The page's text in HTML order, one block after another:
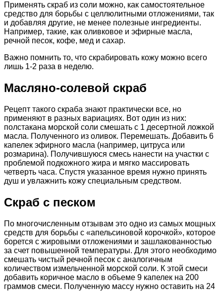
Применять скраб из соли можно, как самостоятельное
средство для борьбы с целлюлитными отложениями, так
и добавляя другие, не менее полезные ингредиенты.
Например, такие, как оливковое и эфирные масла,
речной песок, кофе, мед и сахар.
Важно помнить то, что скрабировать кожу можно всего
лишь 1-2 раза в неделю.
Масляно-солевой скраб
Рецепт такого скраба знают практически все, но
применяют в разных вариациях. Вот один из них:
полстакана морской соли смешать с 1 десертной ложкой
масла. Полученного из оливок. Перемешать. Добавить 6
капелек эфирного масла (например, цитруса или
розмарина). Получившуюся смесь нанести на участки с
проблемой подкожного жира и мягко массировать
четверть часа. Спустя указанное время нужно принять
душ и увлажнить кожу специальным средством.
Скраб с песком
По многочисленным отзывам это одно из самых мощных
средств для борьбы с «апельсиновой корочкой», которое
борется с жировыми отложениями и зашлакованностью
за счет повышенной температуры. Для этого необходимо
смешать чистый речной песок с аналогичным
количеством измельченной морской соли. К этой смеси
добавить коричное масло в объеме 9 капелек на 200
граммов смеси. Полученную массу нужно оставить на 24